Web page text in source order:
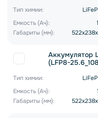
Тип химии:
Емкость (Ач):
Габариты (мм):
Аккумулятор
(LFP8-
Тип химии:
Емкость (Ач):
Габариты (мм):